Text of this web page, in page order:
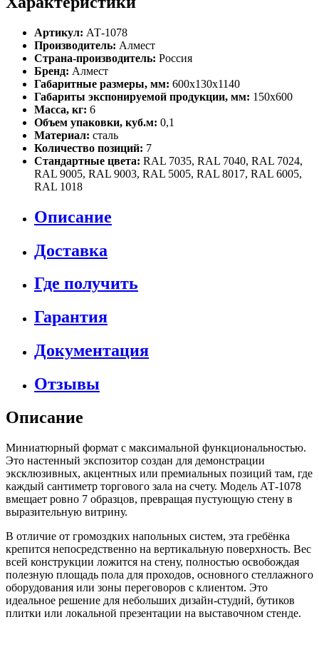
Артикул: АТ-1078
Производитель: Алмест
Страна-производитель: Россия
Бренд: Алмест
Габаритные размеры, мм: 600х130х1140
Габариты экспонируемой продукции, мм: 150х600
Масса, кг: 6
Объем упаковки, куб.м: 0,1
Материал: сталь
Количество позиций: 7
Стандартные цвета: RAL 7035, RAL 7040, RAL 7024,
RAL 9005, RAL 9003, RAL 5005, RAL 8017, RAL 6005,
RAL 1018
Описание
Доставка
Где получить
Гарантия
Документация
Отзывы
Описание
Миниатюрный формат с максимальной функциональностью.
Это настенный экспозитор создан для демонстрации
эксклюзивных, акцентных или премиальных позиций там, где
каждый сантиметр торгового зала на счету. Модель АТ-1078
вмещает ровно 7 образцов, превращая пустующую стену в
выразительную витрину.
В отличие от громоздких напольных систем, эта гребёнка
крепится непосредственно на вертикальную поверхность. Вес
всей конструкции ложится на стену, полностью освобождая
полезную площадь пола для проходов, основного стеллажного
оборудования или зоны переговоров с клиентом. Это
идеальное решение для небольших дизайн-студий, бутиков
плитки или локальной презентации на выставочном стенде.